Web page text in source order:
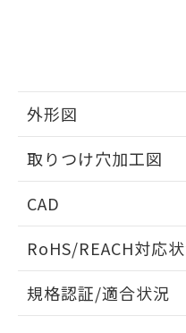
外形図
取りつけ穴加工図
CAD
ドすることができます
ログ
RoHS/REACH対応
EU RoHS 注意事項・
規格認証/適合状況
品・サービ
の共同利用に
用者の範囲
EU RoHS指令（
51物質の非含有証
※本証明書は発行
物質の対応では、
荷製品に未対応品
欄に対応日を記載
既に当社にて対